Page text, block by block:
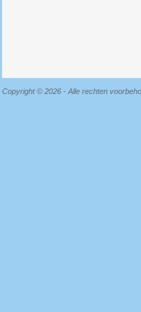
Copyright © 2026 - Alle rechten